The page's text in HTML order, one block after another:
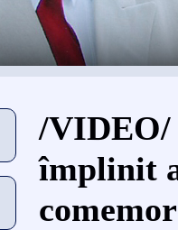
Eşti aici
/VIDEO/
împlinit